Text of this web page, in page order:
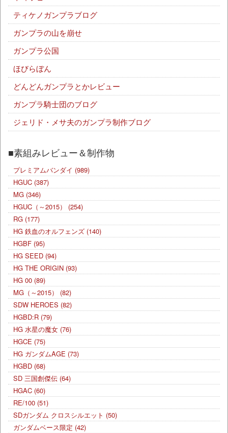
ティケノガンプラブログ
ガンプラの山を崩せ
ガンプラ公国
ほびらぼん
どんどんガンプラとかレビュー
ガンプラ騎士団のブログ
ジェリド・メサ夫のガンプラ制作ブログ
■素組みレビュー＆制作物
プレミアムバンダイ (989)
HGUC (387)
MG (346)
HGUC（～2015）
(254)
RG (177)
HG 鉄血のオルフェンズ (140)
HGBF (95)
HG SEED (94)
HG THE ORIGIN (93)
HG 00 (89)
MG（～2015）
(82)
SDW HEROES (82)
HGBD:R (79)
HG 水星の魔女 (76)
HGCE (75)
HG ガンダムAGE (73)
HGBD (68)
SD 三国創傑伝 (64)
HGAC (60)
RE/100 (51)
SDガンダム クロスシルエット (50)
ガンダムベース限定 (42)